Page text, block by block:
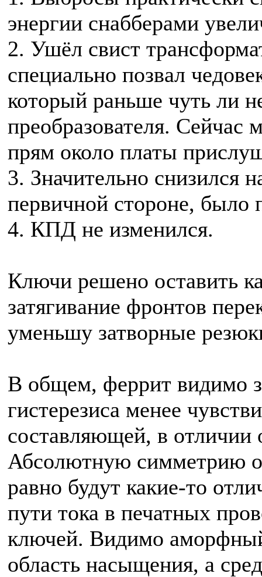
энергии снабберами
2. Ушёл свист
специально позвал
который раньше чуть ли
преобразователя. Сейчас
прям около платы
3. Значительно снизился
первичной стороне, было
4. КПД не изменился.
Ключи решено оставить
затягивание фронтов
уменьшу затворные
В общем, феррит видимо
гистерезиса менее
составляющей, в отличии
Абсолютную симметрию
равно будут какие-то
пути тока в печатных
ключей. Видимо
область насыщения, а